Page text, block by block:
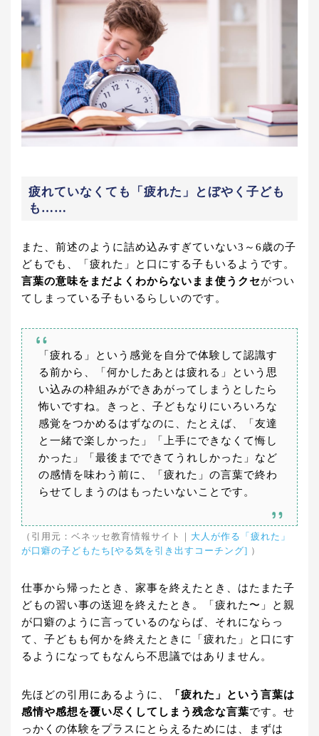
疲れていなくても「疲れた」とぼやく子ども
も……
また、前述のように詰め込みすぎていない3～6歳の子
どもでも、「疲れた」と口にする子もいるようです。
言葉の意味をまだよくわからないまま使うクセがつい
てしまっている子もいるらしいのです。
「疲れる」という感覚を自分で体験して認識す
る前から、「何かしたあとは疲れる」という思
い込みの枠組みができあがってしまうとしたら
怖いですね。きっと、子どもなりにいろいろな
感覚をつかめるはずなのに、たとえば、「友達
と一緒で楽しかった」「上手にできなくて悔し
かった」「最後までできてうれしかった」など
の感情を味わう前に、「疲れた」の言葉で終わ
らせてしまうのはもったいないことです。
（引用元：ベネッセ教育情報サイト｜ 大人が作る「疲れた」
が口癖の子どもたち[やる気を引き出すコーチング] ）
仕事から帰ったとき、家事を終えたとき、はたまた子
どもの習い事の送迎を終えたとき。「疲れた〜」と親
が口癖のように言っているのならば、それにならっ
て、子どもも何かを終えたときに「疲れた」と口にす
るようになってもなんら不思議ではありません。
先ほどの引用にあるように、
「疲れた」という言葉は
感情や感想を覆い尽くしてしまう残念な言葉です。せ
っかくの体験をプラスにとらえるためには、まずは